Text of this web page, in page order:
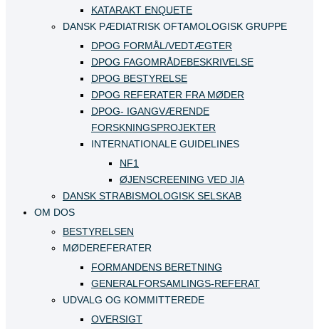
KATARAKT ENQUETE
DANSK PÆDIATRISK OFTAMOLOGISK GRUPPE
DPOG FORMÅL/VEDTÆGTER
DPOG FAGOMRÅDEBESKRIVELSE
DPOG BESTYRELSE
DPOG REFERATER FRA MØDER
DPOG- IGANGVÆRENDE
FORSKNINGSPROJEKTER
INTERNATIONALE GUIDELINES
NF1
ØJENSCREENING VED JIA
DANSK STRABISMOLOGISK SELSKAB
OM DOS
BESTYRELSEN
MØDEREFERATER
FORMANDENS BERETNING
GENERALFORSAMLINGS-REFERAT
UDVALG OG KOMMITTEREDE
OVERSIGT